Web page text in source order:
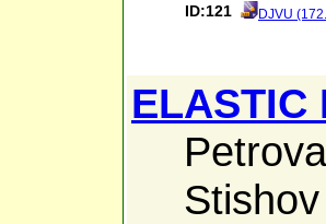
ID:121 DJVU
ELASTIC